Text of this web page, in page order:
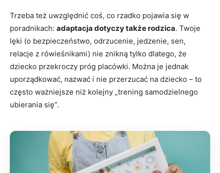
Trzeba też uwzględnić coś, co rzadko pojawia się w
poradnikach: adaptacja dotyczy także rodzica. Twoje
lęki (o bezpieczeństwo, odrzucenie, jedzenie, sen,
relacje z rówieśnikami) nie znikną tylko dlatego, że
dziecko przekroczy próg placówki. Można je jednak
uporządkować, nazwać i nie przerzucać na dziecko – to
często ważniejsze niż kolejny „trening samodzielnego
ubierania się”.